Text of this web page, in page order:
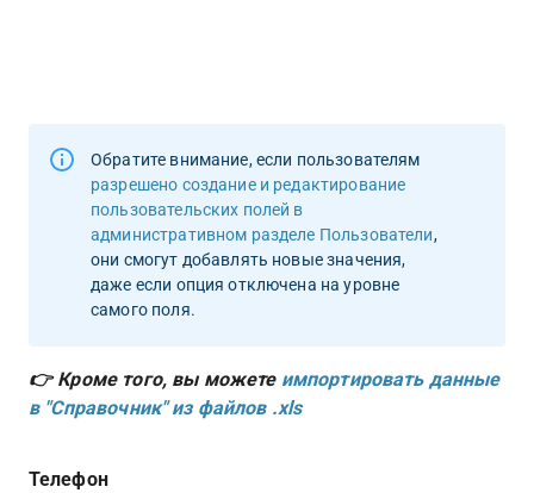
Обратите внимание, если пользователям
разрешено создание и редактирование
пользовательских полей в
административном разделе Пользователи,
они смогут добавлять новые значения,
даже если опция отключена на уровне
самого поля.
👉 Кроме того, вы можете импортировать данные
в "Справочник" из файлов .xls
Телефон